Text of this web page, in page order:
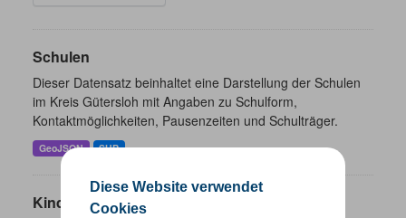
Diese Website verwendet
Cookies
Schulen
Dieser Datensatz beinhaltet eine Darstellung der Schulen
im Kreis Gütersloh mit Angaben zu Schulform,
Kontaktmöglichkeiten, Pausenzeiten und Schulträger.
GeoJSON SHP
Kindertageseinrichtungen